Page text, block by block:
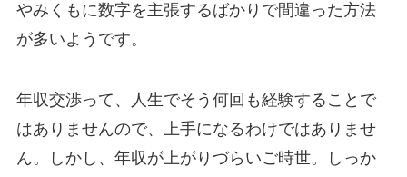
やみくもに数字を主張するばかりで間違った方法
が多いようです。
年収交渉って、人生でそう何回も経験することで
はありませんので、上手になるわけではありませ
ん。しかし、年収が上がりづらいご時世。しっか